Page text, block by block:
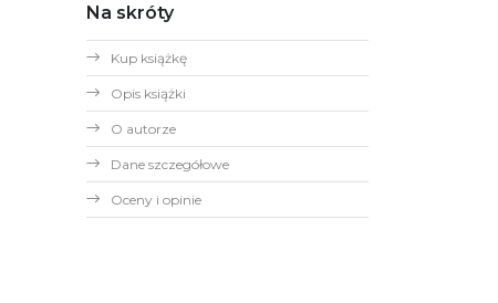
Na skróty
Kup książkę
Opis książki
O autorze
Dane szczegółowe
Oceny i opinie